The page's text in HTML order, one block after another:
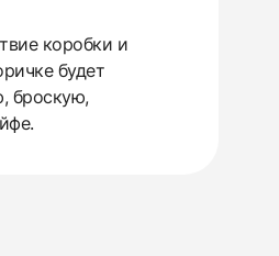
коробки и
будет
броскую,